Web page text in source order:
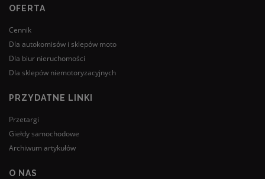
OFERTA
Cennik
Dla autokomisów i sklepów moto
Dla biur nieruchomości
Dla sklepów niemotoryzacyjnych
PRZYDATNE LINKI
Przetargi
Giełdy samochodowe
Archiwum artykułów
O NAS